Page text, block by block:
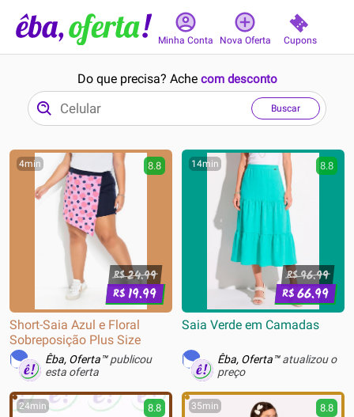
Minha Conta Nova Oferta Cupons
Do que precisa? Ache com desconto
Buscar
4min 8.8
R$24.99
R$19.99
Short-Saia Azul e Floral
Sobreposição Plus Size
Êba, Oferta™publicou
esta oferta
14min 8.8
R$96.99
R$66.99
Saia Verde em Camadas
Êba, Oferta™atualizou o
preço
24min 8.8 35min 8.8